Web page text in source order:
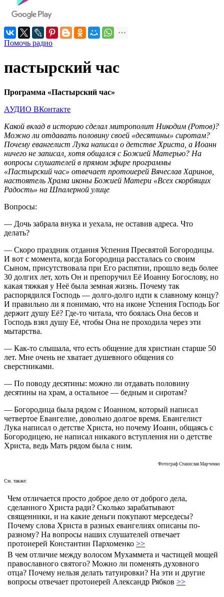
Помочь радио
пастырский час
Программа «Пастырский час»
АУДИО ВКонтакте
Какой вклад в историю сделал митрополит Никодим (Ротов)?
Можно ли отдавать половину своей «десятины» сиротам?
Почему евангелист Лука написал о детстве Христа, а Иоанн
ничего не записал, хотя общался с Божией Матерью? На
вопросы слушателей в прямом эфире программы
«Пастырский час» отвечает протоиерей Вячеслав Харинов,
настоятель Храма иконы Божией Матери «Всех скорбящих
Радость» на Шпалерной улице
Вопросы:
— Дочь забрала внука и уехала, не оставив адреса. Что
делать?
— Скоро праздник отдания Успения Пресвятой Богородицы.
И вот с момента, когда Богородица рассталась со своим
Сыном, присутствовала при Его распятии, прошло ведь более
30 долгих лет, хоть Он и препоручил Её Иоанну Богослову, но
какая тяжкая у Неё была земная жизнь. Почему так
распорядился Господь — долго-долго идти к славному концу?
И правильно ли я понимаю, что на иконе Успения Господь Бог
держит душу Её? Где-то читала, что боялась Она бесов и
Господь взял душу Её, чтобы Она не проходила через эти
мытарства.
— Как-то слышала, что есть общение для христиан старше 50
лет. Мне очень не хватает душевного общения со
сверстниками.
— По поводу десятины: можно ли отдавать половину
десятины на храм, а остальное — бедным и сиротам?
— Богородица была рядом с Иоанном, который написал
четвертое Евангелие, довольно долгое время. Евангелист
Лука написал о детстве Христа, но почему Иоанн, общаясь с
Богородицею, не написал никакого вступления ни о детстве
Христа, ведь Мать рядом была с ним.
Фотограф Станислав Марченко
См. также:
Чем отличается просто доброе дело от доброго дела,
сделанного Христа ради? Сколько зарабатывают
священники, и на какие деньги покупают мерседесы?
Почему слова Христа в разных евангелиях описаны по-
разному? На вопросы наших слушателей отвечает
протоиерей Константин Пархоменко >>
В чем отличие между волосом Мухаммета и частицей мощей
православного святого? Можно ли поменять духовного
отца? Почему нельзя делать татуировки? На эти и другие
вопросы отвечает протоиерей Александр Рябков >>